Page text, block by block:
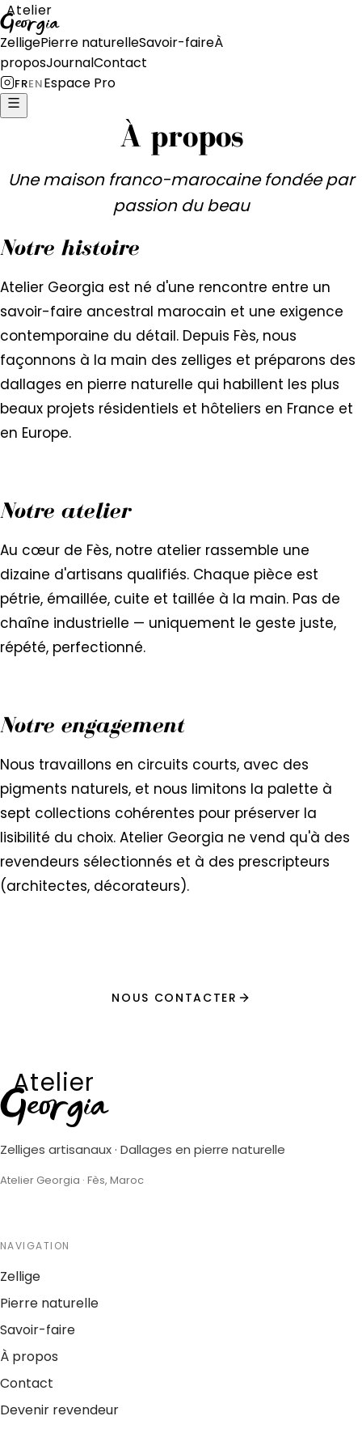
Atelier
Georgia
ZelligePierre naturelleSavoir-faireÀ
proposJournalContact
FRENEspace Pro
À propos
Une maison franco-marocaine fondée par
passion du beau
Notre histoire
Atelier Georgia est né d'une rencontre entre un
savoir-faire ancestral marocain et une exigence
contemporaine du détail. Depuis Fès, nous
façonnons à la main des zelliges et préparons des
dallages en pierre naturelle qui habillent les plus
beaux projets résidentiels et hôteliers en France et
en Europe.
Notre atelier
Au cœur de Fès, notre atelier rassemble une
dizaine d'artisans qualifiés. Chaque pièce est
pétrie, émaillée, cuite et taillée à la main. Pas de
chaîne industrielle — uniquement le geste juste,
répété, perfectionné.
Notre engagement
Nous travaillons en circuits courts, avec des
pigments naturels, et nous limitons la palette à
sept collections cohérentes pour préserver la
lisibilité du choix. Atelier Georgia ne vend qu'à des
revendeurs sélectionnés et à des prescripteurs
(architectes, décorateurs).
NOUS CONTACTER
Atelier
Georgia
Zelliges artisanaux · Dallages en pierre naturelle
Atelier Georgia · Fès, Maroc
NAVIGATION
Zellige
Pierre naturelle
Savoir-faire
À propos
Contact
Devenir revendeur